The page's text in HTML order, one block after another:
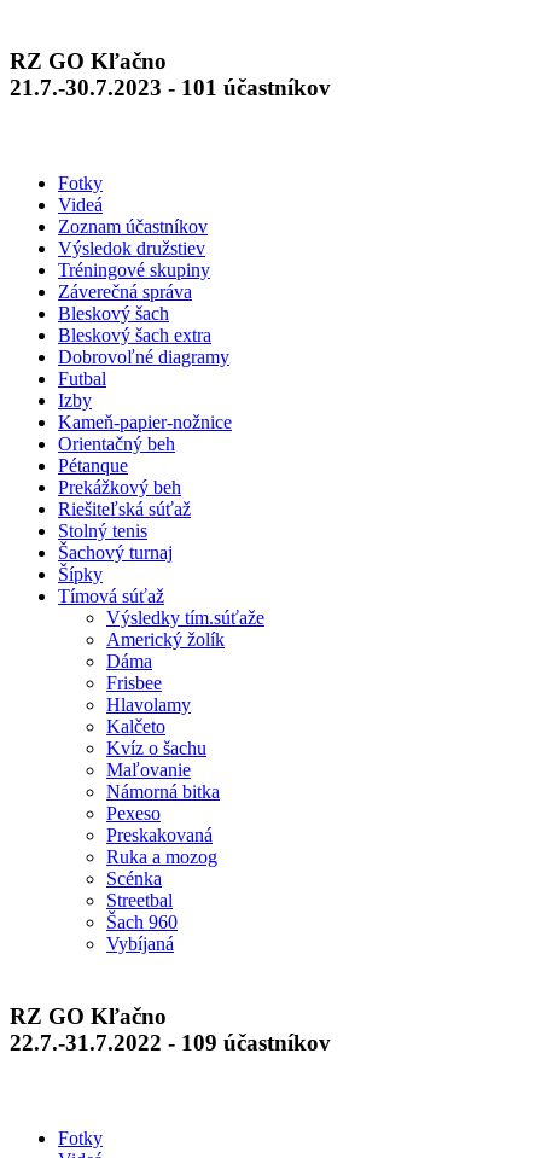
RZ GO Kľačno
21.7.-30.7.2023 - 101 účastníkov
Fotky
Videá
Zoznam účastníkov
Výsledok družstiev
Tréningové skupiny
Záverečná správa
Bleskový šach
Bleskový šach extra
Dobrovoľné diagramy
Futbal
Izby
Kameň-papier-nožnice
Orientačný beh
Pétanque
Prekážkový beh
Riešiteľská súťaž
Stolný tenis
Šachový turnaj
Šípky
Tímová súťaž
Výsledky tím.súťaže
Americký žolík
Dáma
Frisbee
Hlavolamy
Kalčeto
Kvíz o šachu
Maľovanie
Námorná bitka
Pexeso
Preskakovaná
Ruka a mozog
Scénka
Streetbal
Šach 960
Vybíjaná
RZ GO Kľačno
22.7.-31.7.2022 - 109 účastníkov
Fotky